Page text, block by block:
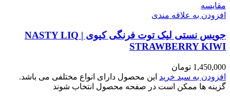
مقایسه
افزودن به علاقه مندی
جویس نستی لیک توت فرنگی کیوی | NASTY LIQ
STRAWBERRY KIWI
1,450,000 تومان
افزودن به سبد خرید این محصول دارای انواع مختلفی می باشد.
گزینه ها ممکن است در صفحه محصول انتخاب شوند